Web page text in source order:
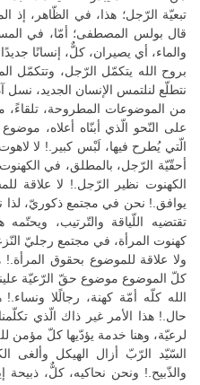
تبعيّة الرّجل؛ هذا، في الظّاهر، إذ
قال بولس المصطفى؛ أمّا، في
والماء، أي يصيران، كلٌّ، إنسانًا
بروح الله يتكمّل الرّجل، وتتكمّل
نتطلّع لنلتمس الإنسان الجديد،
من الموضوعات المطروحة، تلقاءً،
على النّحو الّذي أبنّاه أعلاه،
الّتي يُطرح فيها، لَبْس كبير.! لا
أحقّيّة الرّجل، بالمطلق، في
الكهنوت نظير الرّجل.! لا علاقة
يوافق.! نحن في مجتمع ذكوريّ، لذا
تقتضيه اللّياقة والتّرتيب،
كهنوت المرأة، في مجتمع رجليّ
ولا علاقة للموضوع بحقوق
كلّ الموضوع موضوع حقّ الرّعيّة
الله كلّه أمّة كهنة، رجالًلا
حال.! هذا الأمر غير ذاك الّذي
لرعيّة، وهنا خدمة يؤدّيها كلّ مؤمن
السّيّد الرّبّ أزال الهيكل وألغى
والذّبيح.! ونحن نحاكيه، كلٌّ،